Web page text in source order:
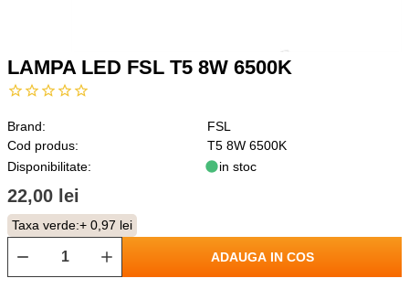
LAMPA LED FSL T5 8W 6500K
Brand:
FSL
Cod produs:
T5 8W 6500K
Disponibilitate:
in stoc
22,00 lei
Taxa verde:+ 0,97 lei
ADAUGA IN COS